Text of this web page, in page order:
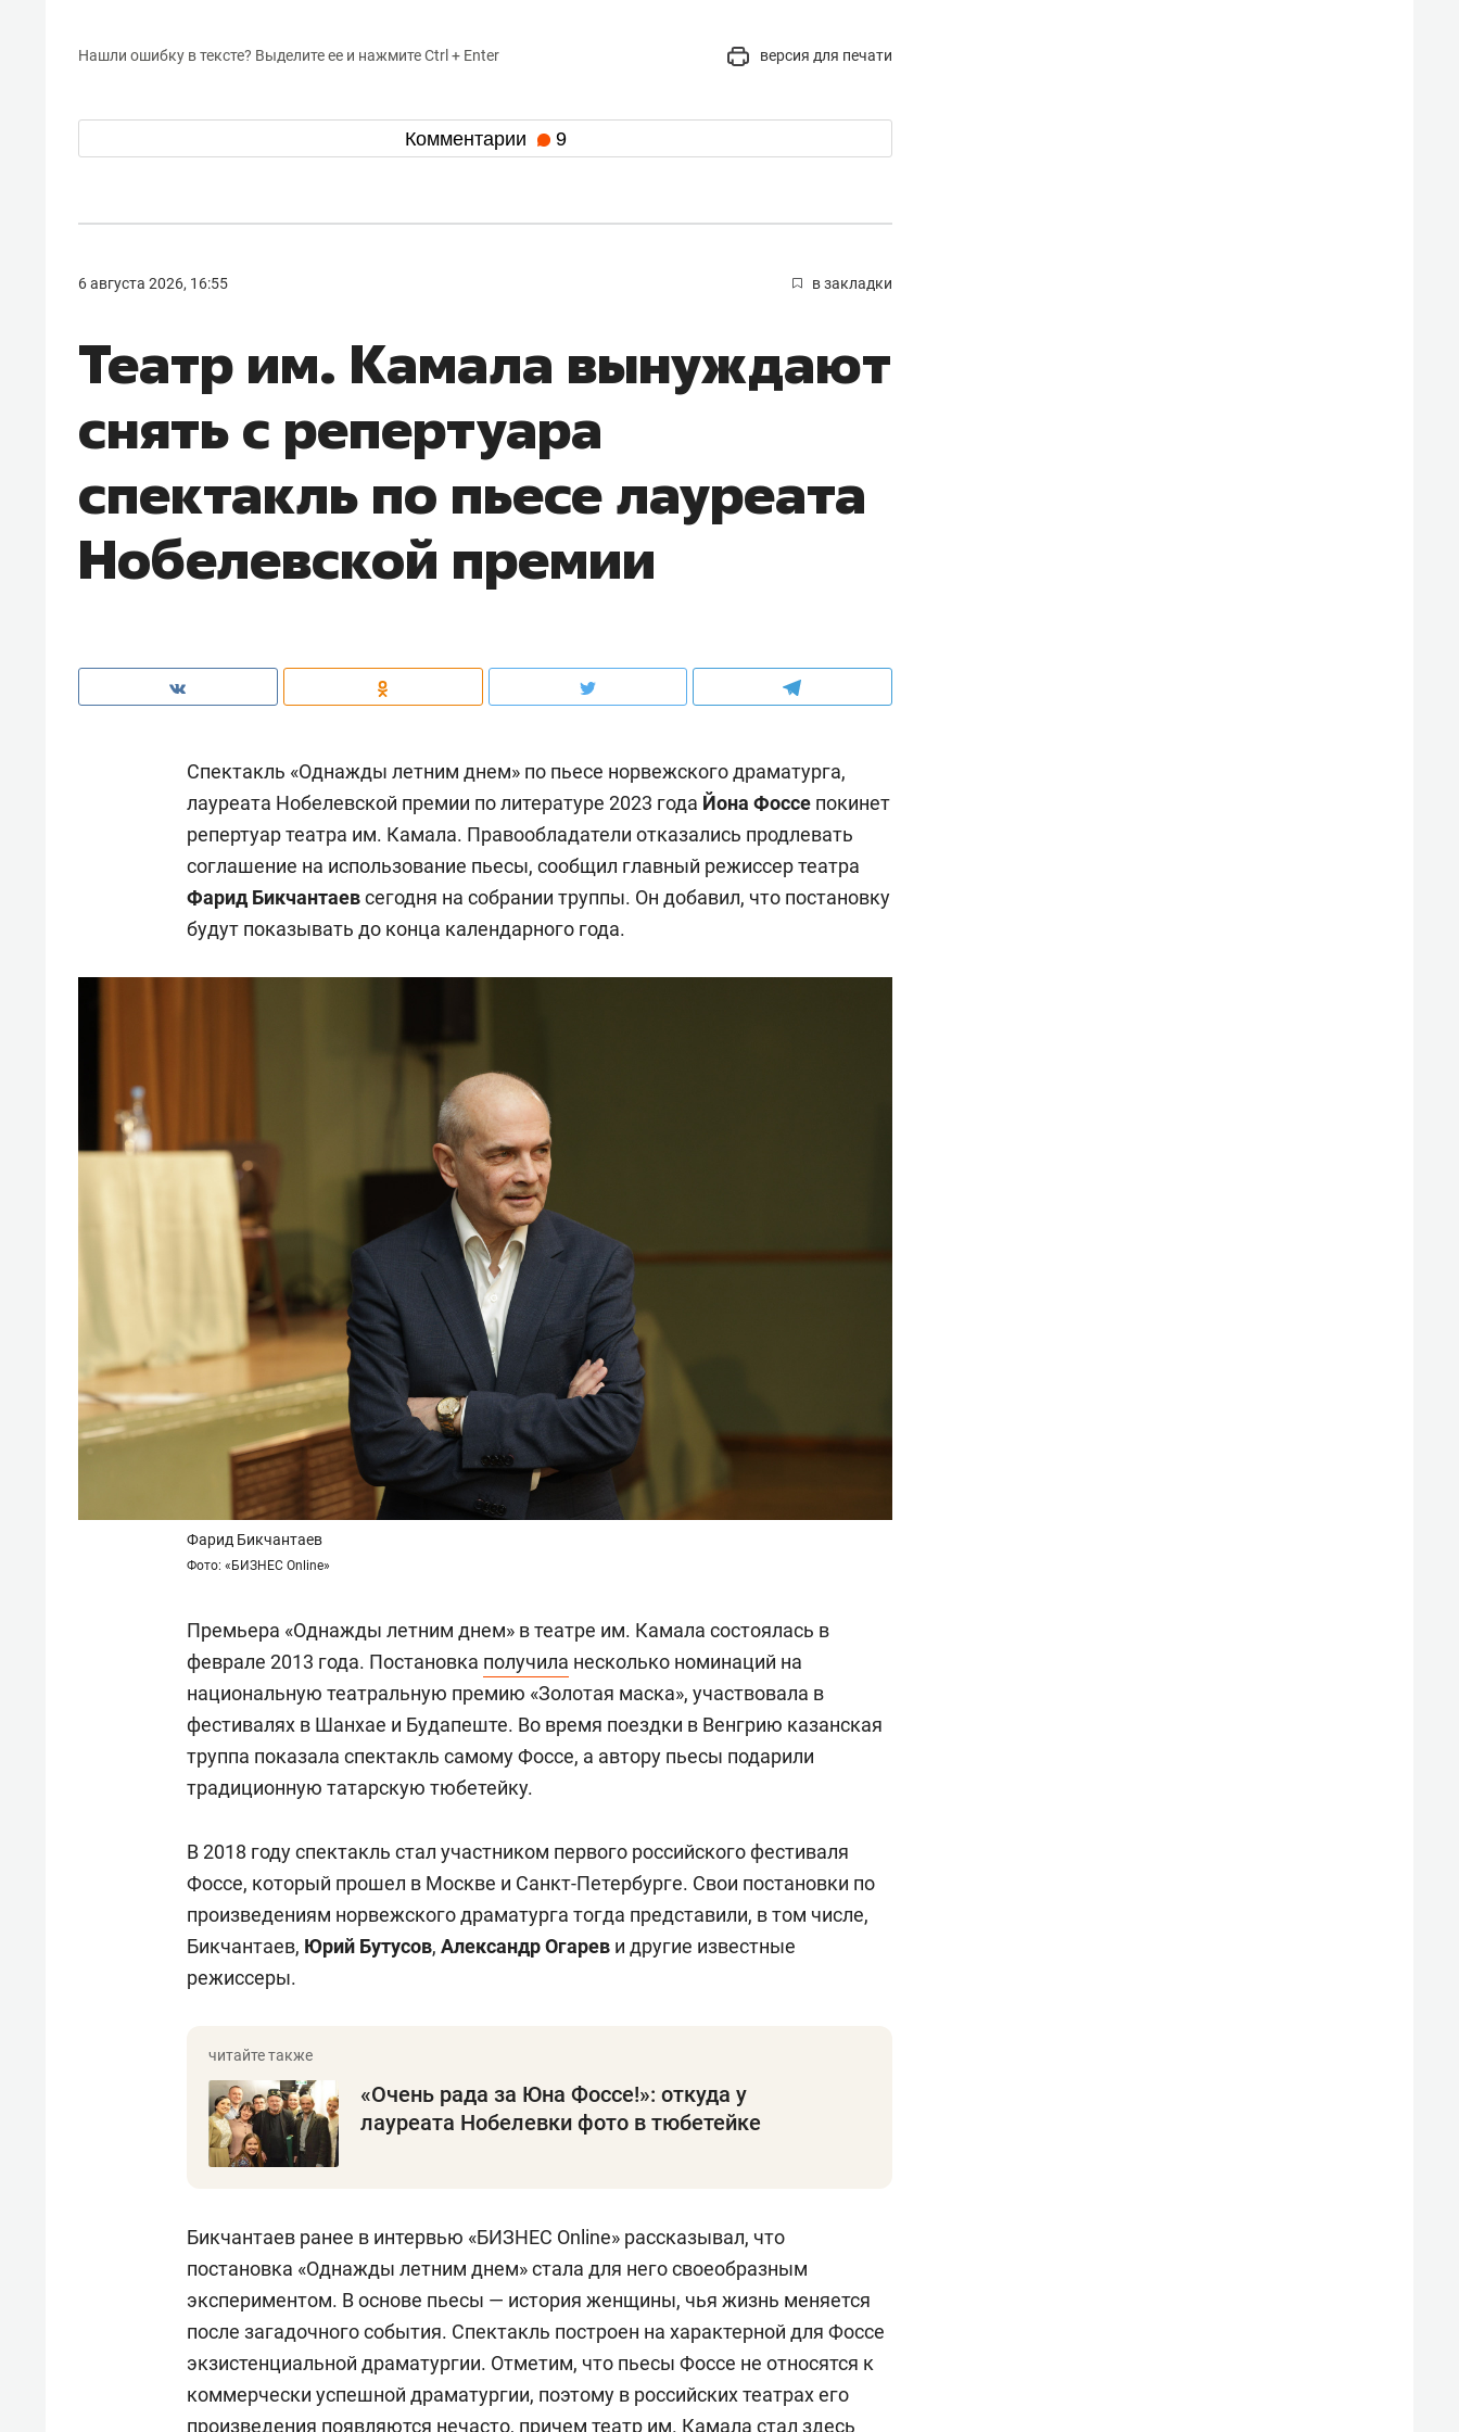
Нашли ошибку в тексте? Выделите ее и нажмите Ctrl + Enter версия для печати
Комментарии 9
6 августа 2026, 16:55 в закладки
Театр им. Камала вынуждают
снять с репертуара
спектакль по пьесе лауреата
Нобелевской премии
Спектакль «Однажды летним днем» по пьесе норвежского драматурга,
лауреата Нобелевской премии по литературе 2023 года Йона Фоссе покинет
репертуар театра им. Камала. Правообладатели отказались продлевать
соглашение на использование пьесы, сообщил главный режиссер театра
Фарид Бикчантаевсегодня на собрании труппы. Он добавил, что постановку
будут показывать до конца календарного года.
Фарид Бикчантаев
Фото: «БИЗНЕС Online»
Премьера «Однажды летним днем» в театре им. Камала состоялась в
феврале 2013 года. Постановка получила несколько номинаций на
национальную театральную премию «Золотая маска», участвовала в
фестивалях в Шанхае и Будапеште. Во время поездки в Венгрию казанская
труппа показала спектакль самому Фоссе, а автору пьесы подарили
традиционную татарскую тюбетейку.
В 2018 году спектакль стал участником первого российского фестиваля
Фоссе, который прошел в Москве и Санкт-Петербурге. Свои постановки по
произведениям норвежского драматурга тогда представили, в том числе,
Бикчантаев, Юрий Бутусов, Александр Огарев и другие известные
режиссеры.
«Очень рада за Юна Фоссе!»: откуда у
лауреата Нобелевки фото в тюбетейке
Бикчантаев ранее в интервью «БИЗНЕС Online» рассказывал, что
постановка «Однажды летним днем» стала для него своеобразным
экспериментом. В основе пьесы — история женщины, чья жизнь меняется
после загадочного события. Спектакль построен на характерной для Фоссе
экзистенциальной драматургии. Отметим, что пьесы Фоссе не относятся к
коммерчески успешной драматургии, поэтому в российских театрах его
произведения появляются нечасто, причем театр им. Камала стал здесь